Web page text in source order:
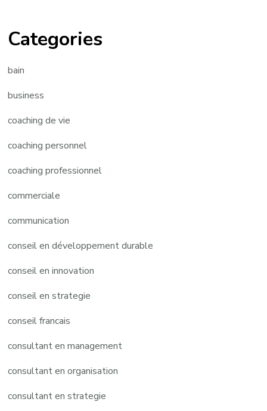
Categories
bain
business
coaching de vie
coaching personnel
coaching professionnel
commerciale
communication
conseil en développement durable
conseil en innovation
conseil en strategie
conseil francais
consultant en management
consultant en organisation
consultant en strategie